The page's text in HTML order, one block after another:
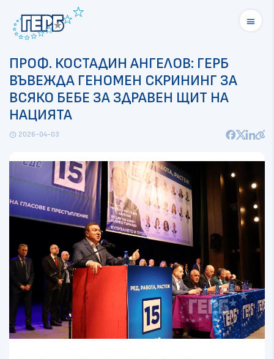
menu
ПРОФ. КОСТАДИН АНГЕЛОВ: ГЕРБ
ВЪВЕЖДА ГЕНОМЕН СКРИНИНГ ЗА
ВСЯКО БЕБЕ ЗА ЗДРАВЕН ЩИТ НА
НАЦИЯТА
schedule 2026-04-03